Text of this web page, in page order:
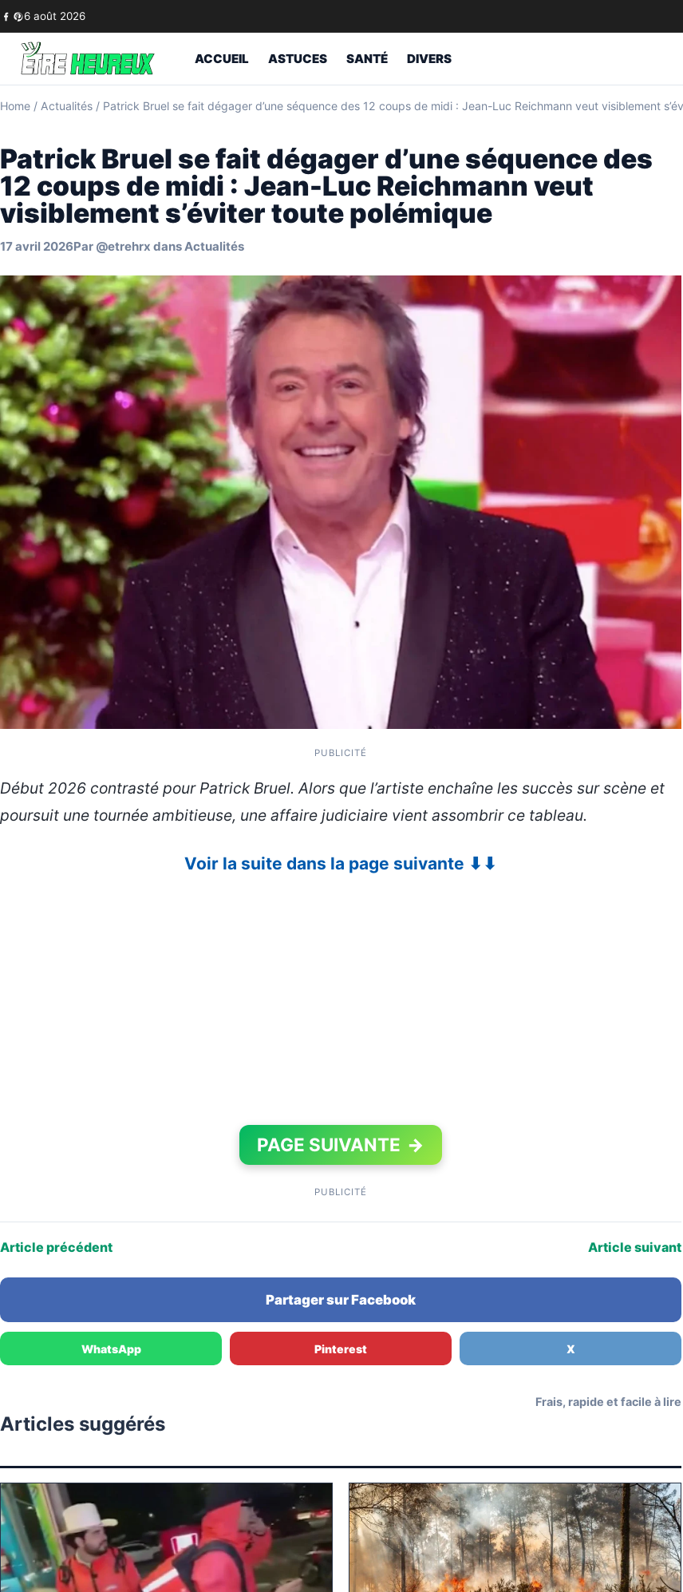
Skip to content
6 août 2026
ACCUEIL ASTUCES SANTÉ DIVERS
Home / Actualités / Patrick Bruel se fait dégager d’une séquence des 12 coups de midi : Jean-Luc Reichmann veut visiblement
Patrick Bruel se fait dégager d’une séquence des
12 coups de midi : Jean-Luc Reichmann veut
visiblement s’éviter toute polémique
17 avril 2026Par @etrehrx dansActualités
PUBLICITÉ
Début 2026 contrasté pour Patrick Bruel. Alors que l’artiste enchaîne les succès sur scène et
poursuit une tournée ambitieuse, une affaire judiciaire vient assombrir ce tableau.
Voir la suite dans la page suivante ⬇⬇
PAGE SUIVANTE →
PUBLICITÉ
Article précédent Article suivant
Partager sur Facebook
WhatsApp Pinterest X
Articles suggérés
Frais, rapide et facile à lire